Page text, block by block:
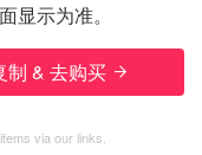
显示为准。
制 & 去购买
via our links.